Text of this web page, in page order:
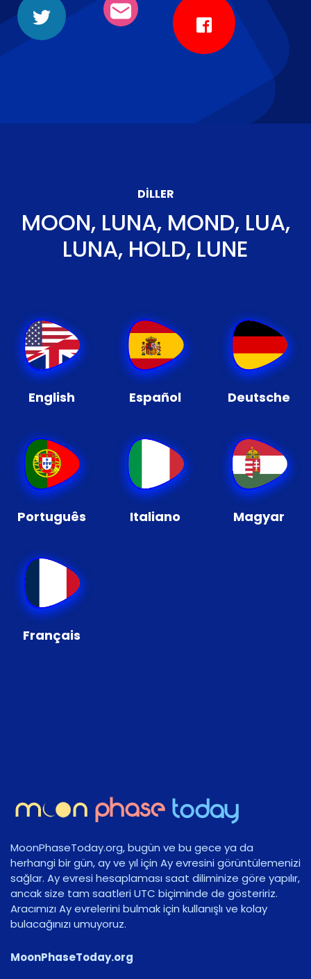
DILLER
MOON, LUNA, MOND, LUA,
LUNA, HOLD, LUNE
English Español Deutsche
Português Italiano Magyar
Français
MoonPhaseToday.org, bugün ve bu gece ya da
herhangi bir gün, ay ve yıl için Ay evresini görüntülemenizi
sağlar. Ay evresi hesaplaması saat diliminize göre yapılır,
ancak size tam saatleri UTC biçiminde de gösteririz.
Aracımızı Ay evrelerini bulmak için kullanışlı ve kolay
bulacağınızı umuyoruz.
MoonPhaseToday.org